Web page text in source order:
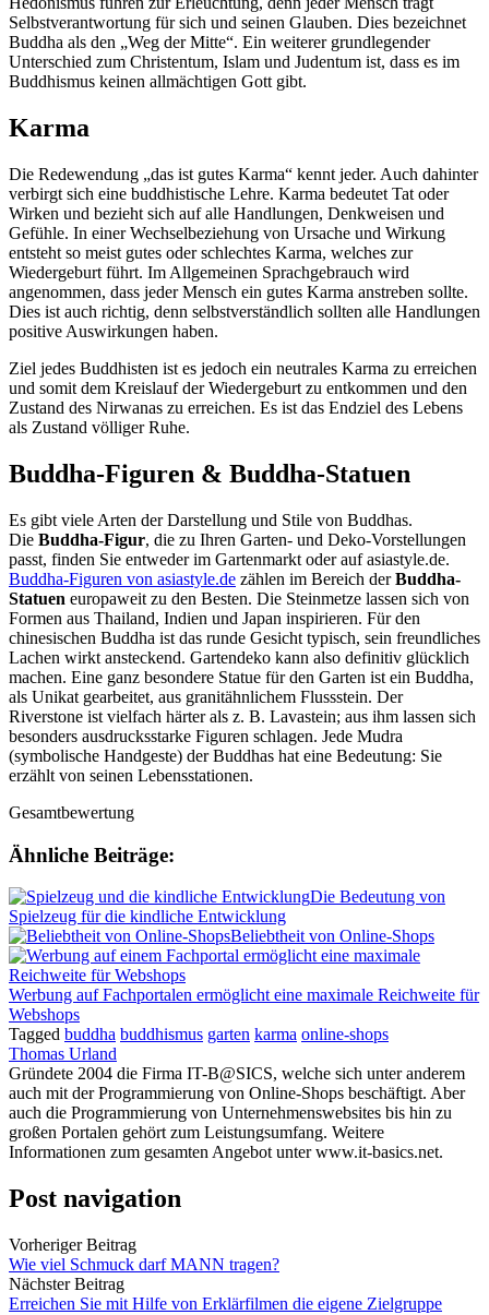
Selbstverantwortung für sich und seinen Glauben. Dies bezeichnet
Buddha als den „Weg der Mitte“. Ein weiterer grundlegender
Unterschied zum Christentum, Islam und Judentum ist, dass es im
Buddhismus keinen allmächtigen Gott gibt.
Karma
Die Redewendung „das ist gutes Karma“ kennt jeder. Auch dahinter
verbirgt sich eine buddhistische Lehre. Karma bedeutet Tat oder
Wirken und bezieht sich auf alle Handlungen, Denkweisen und
Gefühle. In einer Wechselbeziehung von Ursache und Wirkung
entsteht so meist gutes oder schlechtes Karma, welches zur
Wiedergeburt führt. Im Allgemeinen Sprachgebrauch wird
angenommen, dass jeder Mensch ein gutes Karma anstreben sollte.
Dies ist auch richtig, denn selbstverständlich sollten alle Handlungen
positive Auswirkungen haben.
Ziel jedes Buddhisten ist es jedoch ein neutrales Karma zu erreichen
und somit dem Kreislauf der Wiedergeburt zu entkommen und den
Zustand des Nirwanas zu erreichen. Es ist das Endziel des Lebens
als Zustand völliger Ruhe.
Buddha-Figuren & Buddha-Statuen
Es gibt viele Arten der Darstellung und Stile von Buddhas.
Die Buddha-Figur, die zu Ihren Garten- und Deko-Vorstellungen
passt, finden Sie entweder im Gartenmarkt oder auf asiastyle.de.
Buddha-Figuren von asiastyle.de zählen im Bereich derBuddha-
Statuen europaweit zu den Besten. Die Steinmetze lassen sich von
Formen aus Thailand, Indien und Japan inspirieren. Für den
chinesischen Buddha ist das runde Gesicht typisch, sein freundliches
Lachen wirkt ansteckend. Gartendeko kann also definitiv glücklich
machen. Eine ganz besondere Statue für den Garten ist ein Buddha,
als Unikat gearbeitet, aus granitähnlichem Flussstein. Der
Riverstone ist vielfach härter als z. B. Lavastein; aus ihm lassen sich
besonders ausdrucksstarke Figuren schlagen. Jede Mudra
(symbolische Handgeste) der Buddhas hat eine Bedeutung: Sie
erzählt von seinen Lebensstationen.
Gesamtbewertung
Ähnliche Beiträge:
Die Bedeutung von
Spielzeug für die kindliche Entwicklung
Beliebtheit von Online-Shops
Werbung auf Fachportalen ermöglicht eine maximale Reichweite für
Webshops
Tagged buddha buddhismus garten karma online-shops
Thomas Urland
Gründete 2004 die Firma IT-B@SICS, welche sich unter anderem
auch mit der Programmierung von Online-Shops beschäftigt. Aber
auch die Programmierung von Unternehmenswebsites bis hin zu
großen Portalen gehört zum Leistungsumfang. Weitere
Informationen zum gesamten Angebot unter www.it-basics.net.
Post navigation
Vorheriger Beitrag
Wie viel Schmuck darf MANN tragen?
Nächster Beitrag
Erreichen Sie mit Hilfe von Erklärfilmen die eigene Zielgruppe